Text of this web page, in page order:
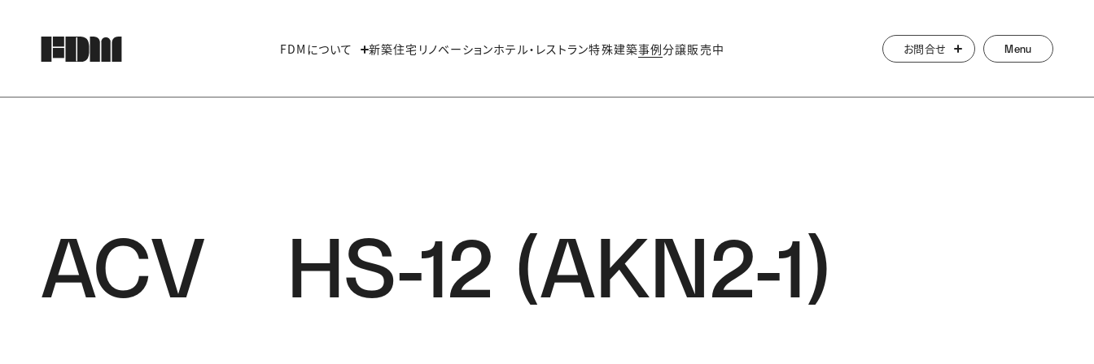
FDMについて 新築住宅 リノベーションホテル・レストラン特殊建築事例分譲販売中 お問合せ Menu
ACV HS-12 (AKN2-1)